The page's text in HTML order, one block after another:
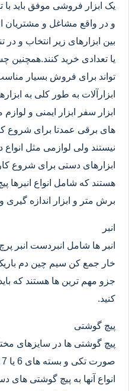
یک ابزار فروشی موفق باید
و در واقع مشاغل و مشتریان
بین ابزارهای زیر انتخاب و در
یا تعدادی خرید
تواند برای فروش بسیار
ابزارآلات به طور کلی به
ابزار سفر ابزار ایمنی و
های برقی عمدتا برای شروع
نیستند ولی لوازمی مثل
ابزارهای دستی برای شروع
هستند که شامل انواع انبرها
برش متر و ابزار اندازه
انبر
انبر ها شامل انبردست انبر
خار جمع کن سیم چین دم
جزو مهم ترین ها هستند که
کنید.
پیچ گوشتی
پیچ گوشتی ها در سایزهای
انواع آنها به پیچ گوشتی